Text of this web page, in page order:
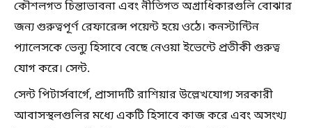
কৌশলগত চিন্তাভাবনা এবং নীতিগত অগ্রাধিকারগুলি বোঝার
জন্য গুরুত্বপূর্ণ রেফারেন্স পয়েন্ট হয়ে ওঠে। কনস্টান্টিন
প্যালেসকে ভেন্যু হিসাবে বেছে নেওয়া ইভেন্টে প্রতীকী গুরুত্ব
যোগ করে। সেন্ট.
সেন্ট পিটার্সবার্গে, প্রাসাদটি রাশিয়ার উল্লেখযোগ্য সরকারী
আবাসস্থলগুলির মধ্যে একটি হিসাবে কাজ করে এবং অসংখ্য